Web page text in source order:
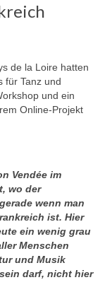
de la Loire hatten
für Tanz und
und ein
Online-Projekt
Vendée im
wo der
wenn man
ist. Hier
ein wenig grau
Menschen
und Musik
darf, nicht hier